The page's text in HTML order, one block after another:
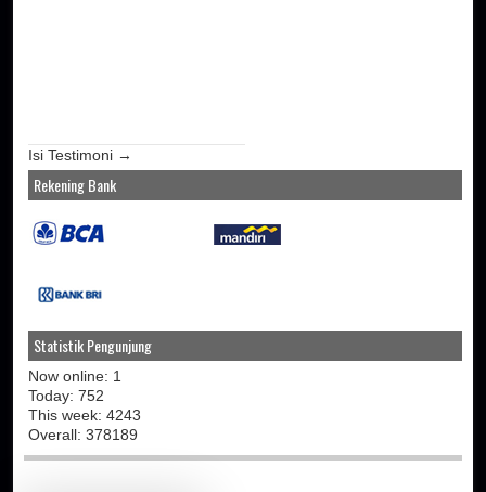
Isi Testimoni →
Rekening Bank
Statistik Pengunjung
Now online: 1
Today: 752
This week: 4243
Overall: 378189